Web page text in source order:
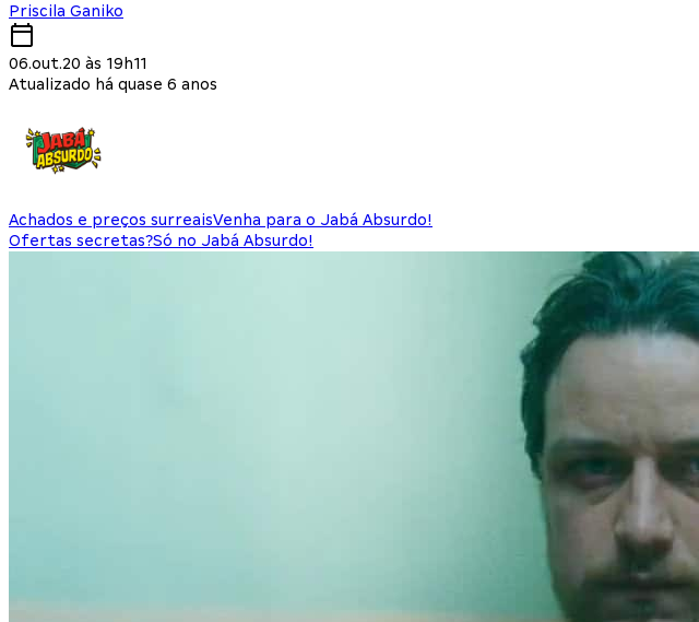
Priscila Ganiko
06.out.20 às 19h11
Atualizado há quase 6 anos
Achados e preços surreaisVenha para o Jabá Absurdo!
Ofertas secretas?Só no Jabá Absurdo!